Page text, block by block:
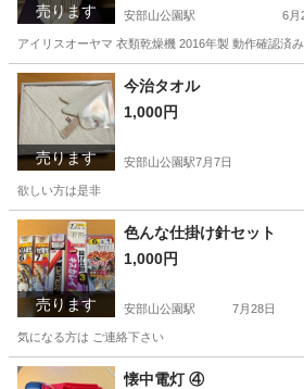
売ります 安部山公園駅 6月
アイリスオーヤマ 衣類乾燥機 2016年製 動作確認済み
福岡 北九州市 安部山公園駅
売ります
今治タオル
1,000円
安部山公園駅7月7日
欲しい方は是非
福岡 北九州市 安部山公園駅 その他
売ります
色んな仕掛け針セット
1,000円
安部山公園駅 7月28日
気になる方は ご連絡下さい
福岡 北九州市 安部山公園駅
懐中電灯 ④